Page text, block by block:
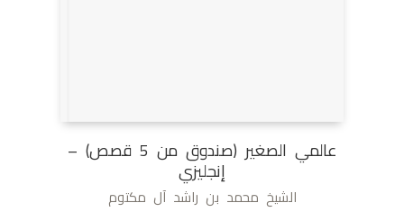
عالمي الصغير (صندوق من 5 قصص) –
إنجليزي
الشيخ محمد بن راشد آل مكتوم